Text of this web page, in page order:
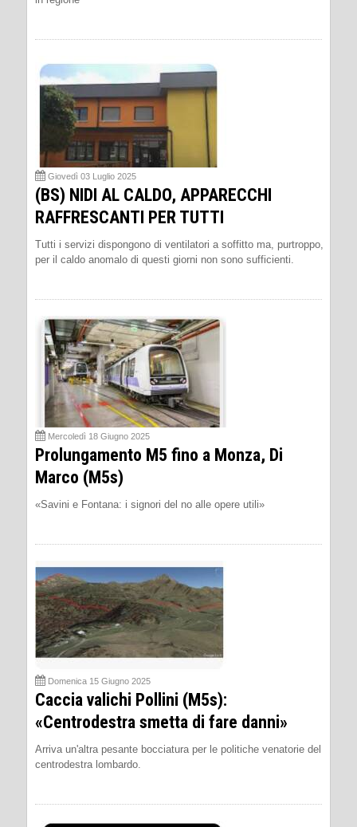
Giovedì 03 Luglio 2025
(BS) NIDI AL CALDO, APPARECCHI
RAFFRESCANTI PER TUTTI
Tutti i servizi dispongono di ventilatori a soffitto ma, purtroppo,
per il caldo anomalo di questi giorni non sono sufficienti.
Mercoledì 18 Giugno 2025
Prolungamento M5 fino a Monza, Di
Marco (M5s)
«Savini e Fontana: i signori del no alle opere utili»
Domenica 15 Giugno 2025
Caccia valichi Pollini (M5s):
«Centrodestra smetta di fare danni»
Arriva un'altra pesante bocciatura per le politiche venatorie del
centrodestra lombardo.